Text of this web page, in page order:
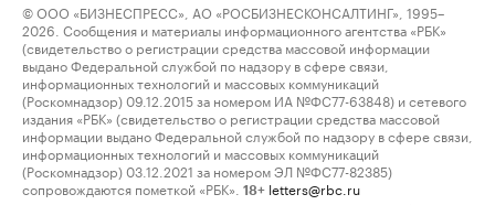
© ООО «БИЗНЕСПРЕСС», АО «РОСБИЗНЕСКОНСАЛТИНГ», 1995–
2026. Сообщения и материалы информационного агентства «РБК»
(свидетельство о регистрации средства массовой информации
выдано Федеральной службой по надзору в сфере связи,
информационных технологий и массовых коммуникаций
(Роскомнадзор) 09.12.2015 за номером ИА №ФС77-63848) и сетевого
издания «РБК» (свидетельство о регистрации средства массовой
информации выдано Федеральной службой по надзору в сфере связи,
информационных технологий и массовых коммуникаций
(Роскомнадзор) 03.12.2021 за номером ЭЛ №ФС77-82385)
сопровождаются пометкой «РБК».
18+ letters@rbc.ru